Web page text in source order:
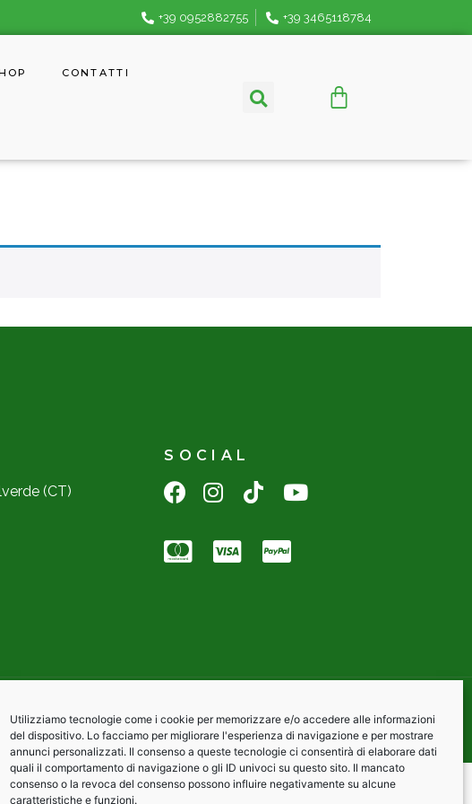
Utilizziamo tecnologie come i cookie per memorizzare e/o accedere alle informazioni
del dispositivo. Lo facciamo per migliorare l'esperienza di navigazione e per mostrare
annunci personalizzati. Il consenso a queste tecnologie ci consentirà di elaborare dati
quali il comportamento di navigazione o gli ID univoci su questo sito. Il mancato
consenso o la revoca del consenso possono influire negativamente su alcune
caratteristiche e funzioni.
+39 0952882755 +39 3465118784
CONTATTI
(CT)
SOCIAL
Cookie Policy Privacy policy